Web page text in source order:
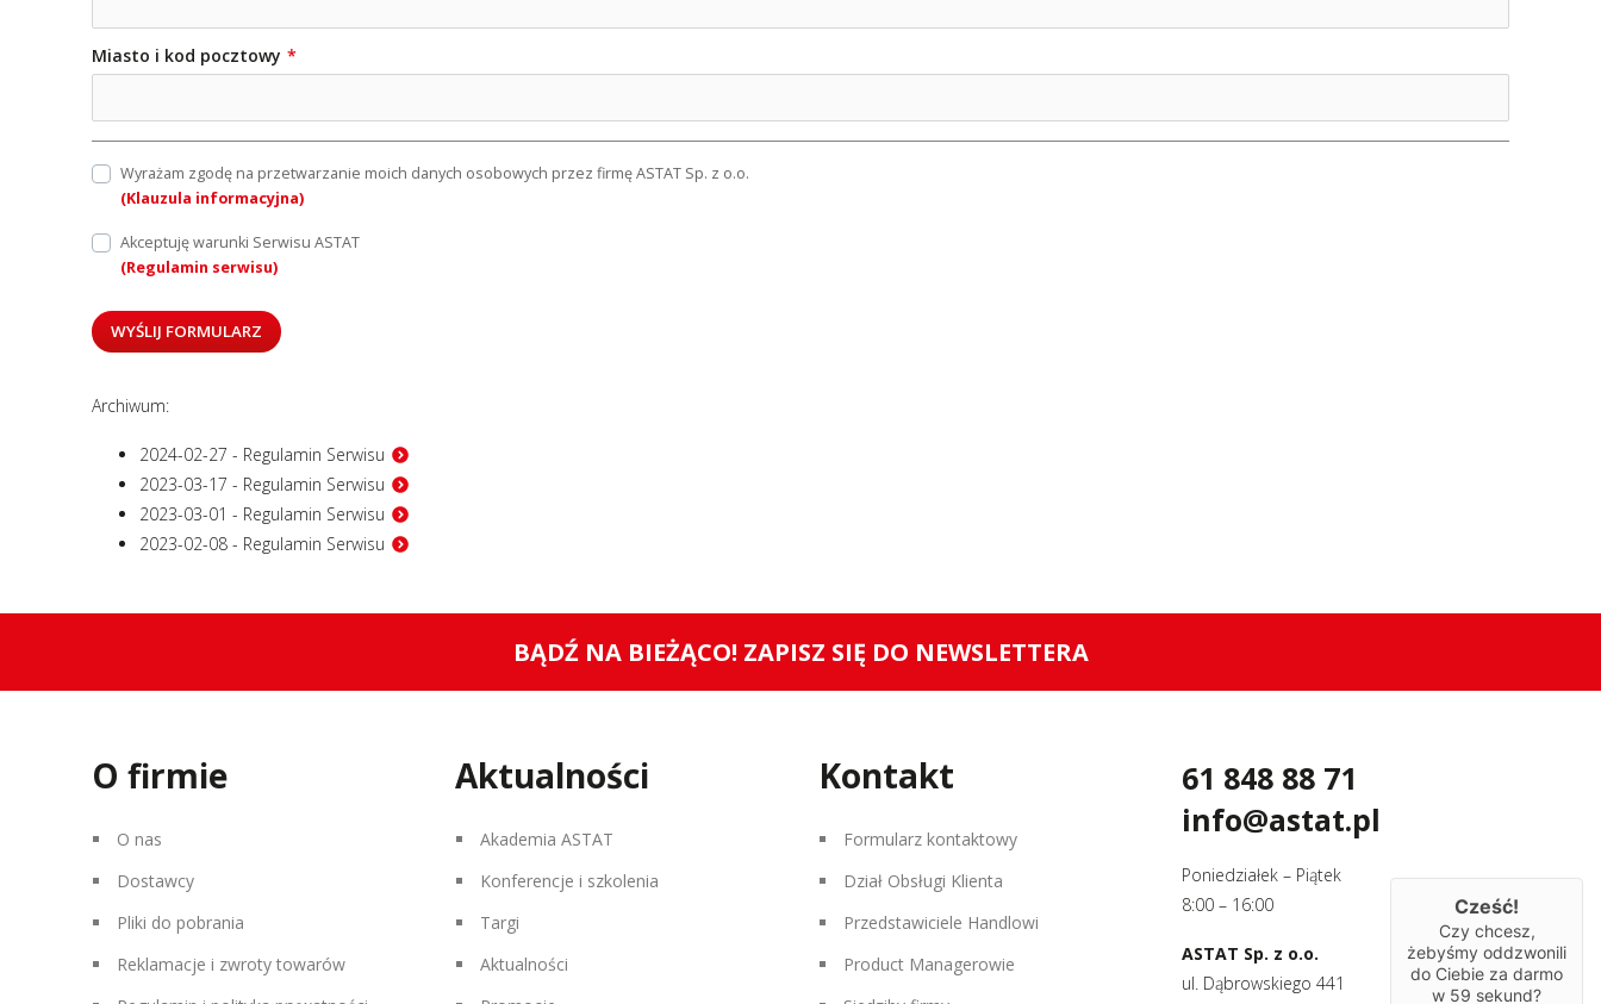
Miasto i kod pocztowy
Wyrażam zgodę na przetwarzanie moich danych osobowych przez firmę ASTAT Sp. z o.o.
(Klauzula informacyjna)
Akceptuję warunki Serwisu ASTAT
(Regulamin serwisu)
WYŚLIJ FORMULARZ
Archiwum:
2024-02-27 - Regulamin Serwisu
2023-03-17 - Regulamin Serwisu
2023-03-01 - Regulamin Serwisu
2023-02-08 - Regulamin Serwisu
BĄDŹ NA BIEŻĄCO! ZAPISZ SIĘ DO NEWSLETTERA
O firmie
O nas
Dostawcy
Pliki do pobrania
Reklamacje i zwroty towarów
Aktualności
Akademia ASTAT
Konferencje i szkolenia
Targi
Aktualności
Kontakt
Formularz kontaktowy
Dział Obsługi Klienta
Przedstawiciele Handlowi
Product Managerowie
61 848 88 71
info@astat.pl
Poniedziałek – Piątek
8:00 – 16:00
ASTAT Sp. z o.o.
ul. Dąbrowskiego 441
Cześć!
Czy chcesz,
żebyśmy oddzwonili
do Ciebie za darmo
w 59 sekund?